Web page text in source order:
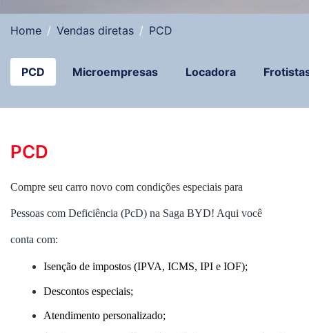
Home Vendas diretas PCD
Microempresas
PCD Locadora
PCD
Compre seu carro novo com condições especiais para
Pessoas com Deficiência (PcD) na Saga BYD! Aqui você
conta com:
Isenção de impostos (IPVA, ICMS, IPI e IOF);
Descontos especiais;
Atendimento personalizado;